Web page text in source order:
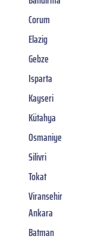
Corum
Elazig
Gebze
Isparta
Kayseri
Kütahya
Osmaniye
Silivri
Tokat
Viransehir
Ankara
Batman